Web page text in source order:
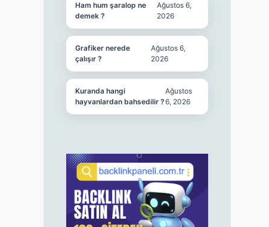
Ham hum şaralop ne
demek ?
Ağustos 6,
2026
Grafiker nerede
çalışır ?
Ağustos 6,
2026
Kuranda hangi
hayvanlardan bahsedilir ?
Ağustos
6, 2026